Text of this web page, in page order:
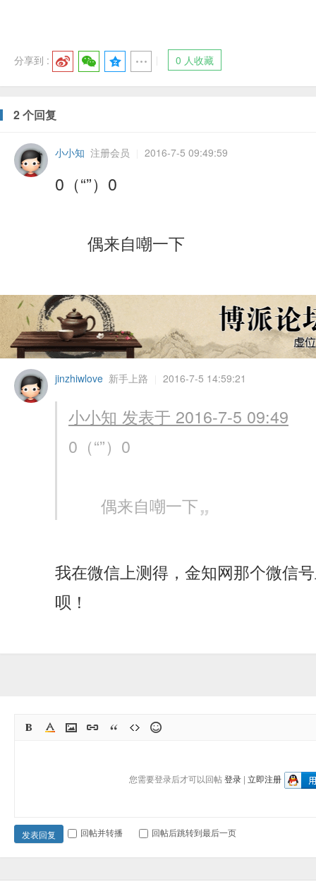
分享到 : 0 人收藏
2 个回复
小小知 注册会员 2016-7-5 09:49:59
0（“”）0
偶来自嘲一下
jinzhiwlove 新手上路 2016-7-5 14:59:21
小小知 发表于 2016-7-5 09:49
0（“”）0
偶来自嘲一下
我在微信上测得，金知网那个微信
呗！
您需要登录后才可以回帖登录 |立即注册
发表回复 回帖并转播 回帖后跳转到最后一页